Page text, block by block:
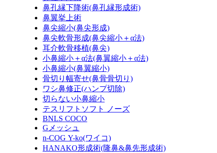
鼻孔縁下降術(鼻孔縁形成術)
鼻翼挙上術
鼻尖縮小(鼻尖形成)
鼻尖軟骨形成(鼻尖縮小＋α法)
耳介軟骨移植(鼻尖)
小鼻縮小＋α法(鼻翼縮小＋α法)
小鼻縮小(鼻翼縮小)
骨切り幅寄せ(鼻骨骨切り)
ワシ鼻修正(ハンプ切除)
切らない小鼻縮小
テスリフトソフト ノーズ
BNLS COCO
Gメッシュ
n-COG Y-ko(ワイコ)
HANAKO形成術(隆鼻&鼻先形成術)